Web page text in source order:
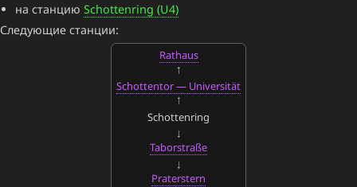
на станциюSchottenring (U4)
Следующие станции:
Rathaus
Schottentor — Universität
Schottenring
Taborstraße
Praterstern